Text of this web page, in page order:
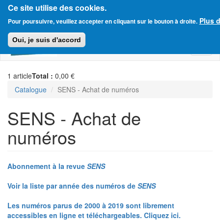
Ce site utilise des cookies.
Pour poursuivre, veuillez accepter en cliquant sur le bouton à droite. Plus
Oui, je suis d'accord
contenu
principal
Amitié Judéo-Chrétienne de France
1 articleTotal : 0,00 €
Catalogue
SENS - Achat de numéros
SENS - Achat de
numéros
Abonnement à la revue SENS
Voir la liste par année des numéros de SENS
Les numéros parus de 2000 à 2019 sont librement
accessibles en ligne et téléchargeables. Cliquez ici.